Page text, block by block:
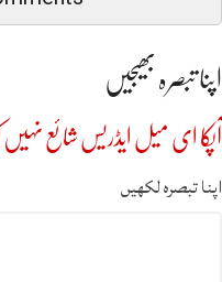
اپنا تبصرہ بھیجیں
آپکا ای میل ایڈریس شائع نہیں
اپنا تبصرہ لکھیں